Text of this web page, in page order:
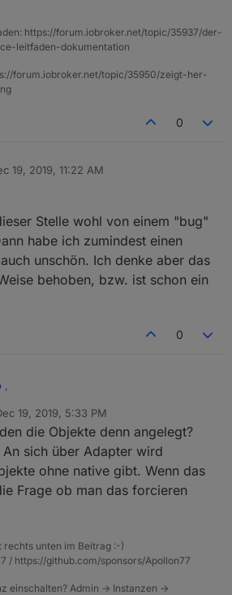
"deconz.0.Lights.2.on"
"system.adapter.javascript.0",
"system.user.admin",
"system.user.admin",
1638
{
"switch"
https://forum.iobroker.net/topic/35937/der-
leitfaden-dokumentation
forum.iobroker.net/topic/35950/zeigt-her-
0
19, 2019, 11:22 AM
Stelle wohl von einem "bug"
habe ich zumindest einen
unschön. Ich denke aber das
behoben, bzw. ist schon ein
0
an dieser Stelle wohl von einem
Dann habe ich zumindest
wenn auch unschön. Ich denke
in irgendeiner Weise behoben, bzw. ist
Problem.
19, 2019, 5:33 PM
die Objekte denn angelegt?
sich über Adapter wird
ohne native gibt. Wenn das
Frage ob man das forcieren
rechts unten im Beitrag :-)
/ https://github.com/sponsors/Apollon77
einschalten? Admin -> Instanzen ->